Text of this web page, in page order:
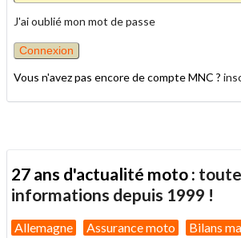
J'ai oublié mon mot de passe
Vous n'avez pas encore de compte MNC ?
27 ans d'actualité moto :
informations depuis 1999 !
Allemagne Assurance moto
Bilans